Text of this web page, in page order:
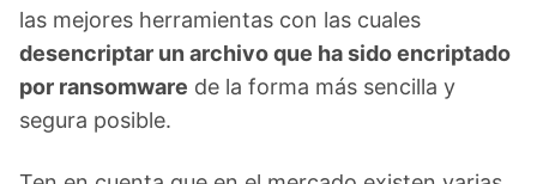
las mejores herramientas con las cuales
desencriptar un archivo que ha sido encriptado
por ransomware de la forma más sencilla y
segura posible.